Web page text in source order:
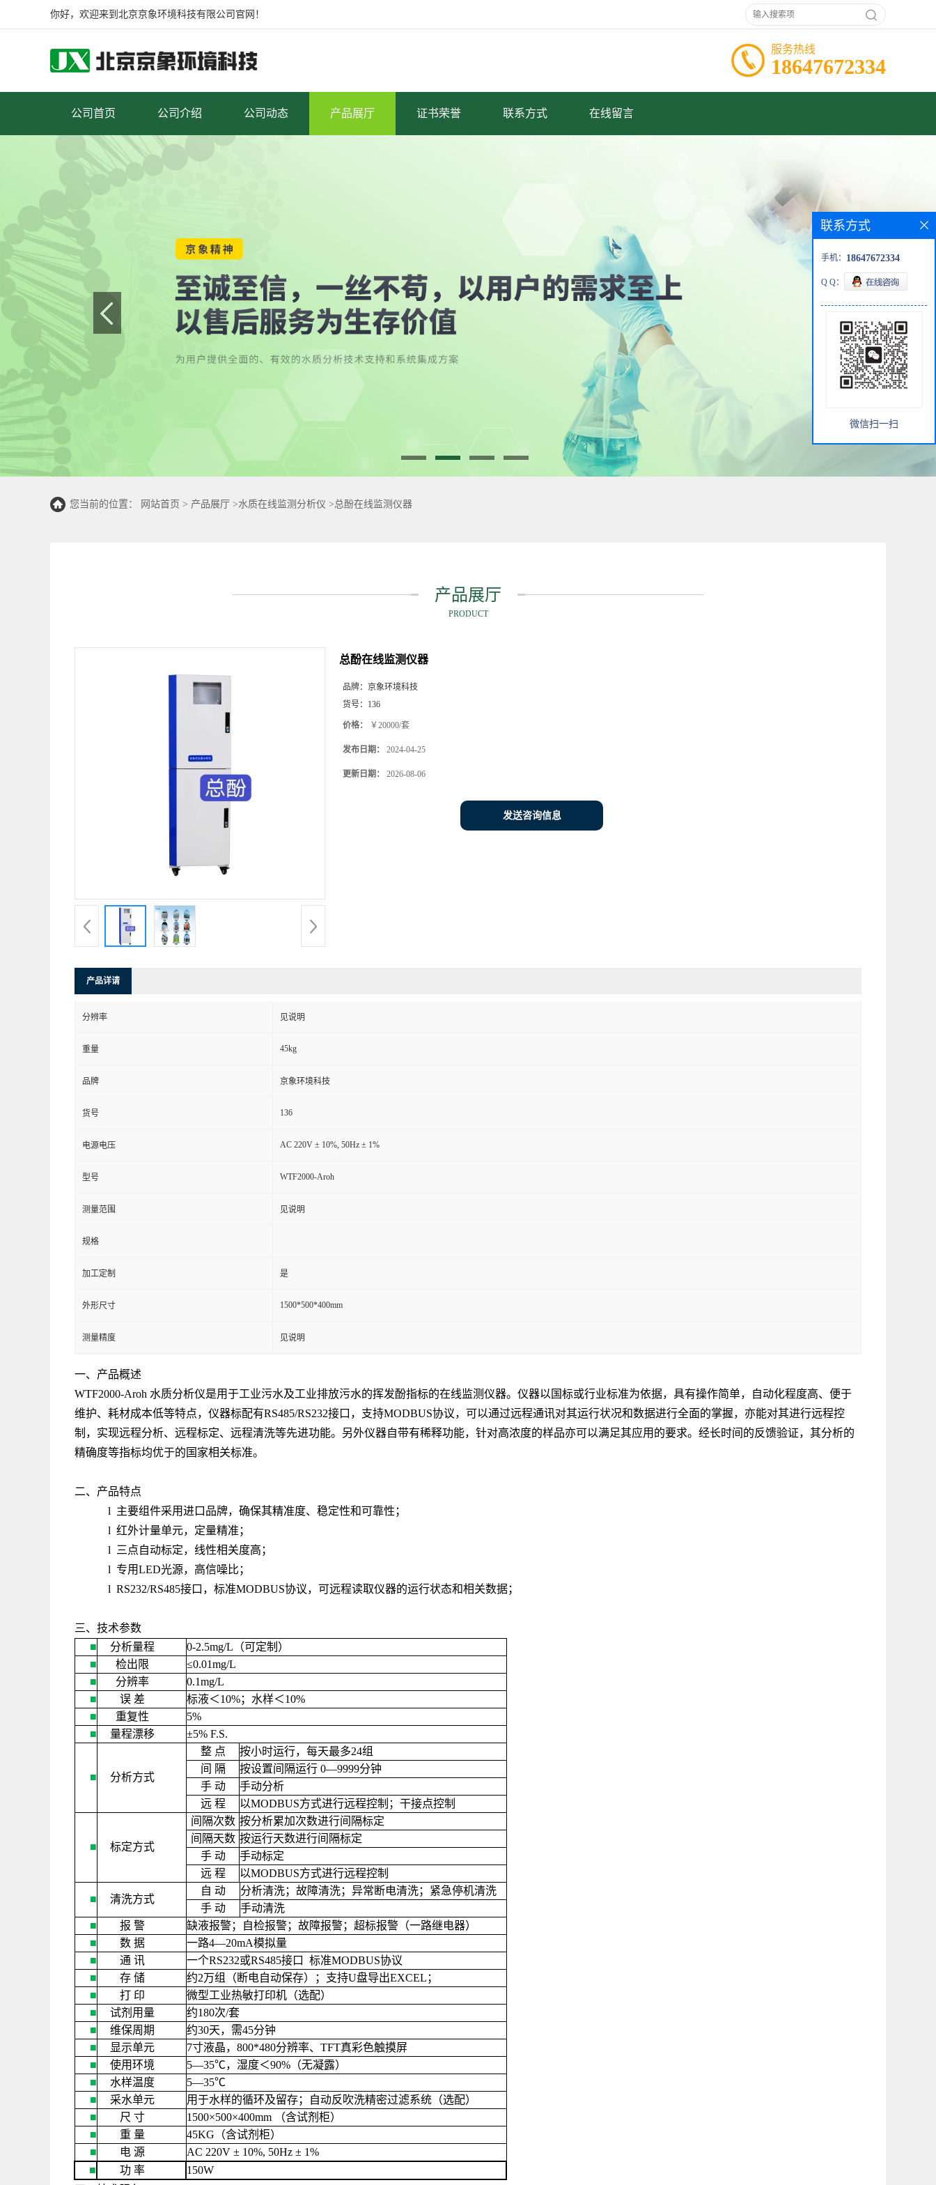
你好，欢迎来到北京京象环境科技有限公司官网！
服务热线
18647672334
公司首页 公司介绍 公司动态 产品展厅 证书荣誉 联系方式 在线留言
您当前的位置： 网站首页 > 产品展厅 >水质在线监测分析仪 >总酚在线监测仪器
产品展厅
PRODUCT
总酚在线监测仪器
品牌： 京象环境科技
货号： 136
价格： ￥20000/套
发布日期： 2024-04-25
更新日期： 2026-08-06
发送咨询信息
产品详请
分辨率 见说明
重量 45kg
品牌 京象环境科技
货号 136
电源电压 AC 220V ± 10%, 50Hz ± 1%
型号 WTF2000-Aroh
测量范围 见说明
规格
加工定制 是
外形尺寸 1500*500*400mm
测量精度 见说明
一、产品概述
WTF2000-Aroh 水质分析仪是用于工业污水及工业排放污水的挥发酚指标的在线监测仪器。仪器以国标或行业标准为依据，具有操作简单，自动化程度高、便于
维护、耗材成本低等特点，仪器标配有RS485/RS232接口，支持MODBUS协议，可以通过远程通讯对其运行状况和数据进行全面的掌握，亦能对其进行远程控
制，实现远程分析、远程标定、远程清洗等先进功能。另外仪器自带有稀释功能，针对高浓度的样品亦可以满足其应用的要求。经长时间的反馈验证，其分析的
精确度等指标均优于的国家相关标准。
二、产品特点
l 主要组件采用进口品牌，确保其精准度、稳定性和可靠性；
l 红外计量单元，定量精准；
l 三点自动标定，线性相关度高；
l 专用LED光源，高信噪比；
l RS232/RS485接口，标准MODBUS协议，可远程读取仪器的运行状态和相关数据；
三、技术参数
■
分析量程 0-2.5mg/L （可定制）
■
检出限 ≤0.01mg/L
■
分辨率
0.1mg/L
■
误 差 标液＜10%；水样＜10%
■
重复性
5%
■
量程漂移 ±5% F.S.
■ 分析方式
整 点 按小时运行，每天最多24组
间 隔 按设置间隔运行 0—9999分钟
手 动
手动分析
远 程 以MODBUS方式进行远程控制；干接点控制
■ 标定方式
间隔次数 按分析累加次数进行间隔标定
间隔天数 按运行天数进行间隔标定
手 动
手动标定
远 程 以MODBUS方式进行远程控制
■ 清洗方式
自 动
分析清洗；故障清洗；异常断电清洗；紧急停机清洗
手 动
手动清洗
■
报 警
缺液报警；自检报警；故障报警；超标报警（一路继电器）
■
数 据 一路4—20mA模拟量
■
通 讯 一个RS232或RS485接口 标准MODBUS协议
■
存 储 约2万组（断电自动保存）；支持U盘导出EXCEL ；
■
打 印
微型工业热敏打印机（选配）
■
试剂用量 约180次/套
■
维保周期 约30天，需45分钟
■
显示单元 7寸液晶， 800*480分辨率、 TFT真彩色触摸屏
■
使用环境 5—35℃，湿度＜90% （无凝露）
■
水样温度 5—35℃
■
采水单元
用于水样的循环及留存；自动反吹洗精密过滤系统（选配）
■
尺 寸 1500×500×400mm
（含试剂柜）
■
重 量 45KG （含试剂柜）
■
电 源
AC 220V ± 10%, 50Hz ± 1%
■
功 率
150W
联系方式
手机： 18647672334
Q Q：
微信扫一扫